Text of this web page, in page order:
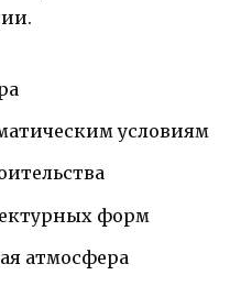
условиям
форм
атмосфера